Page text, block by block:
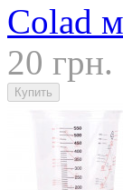
Colad
20 грн.